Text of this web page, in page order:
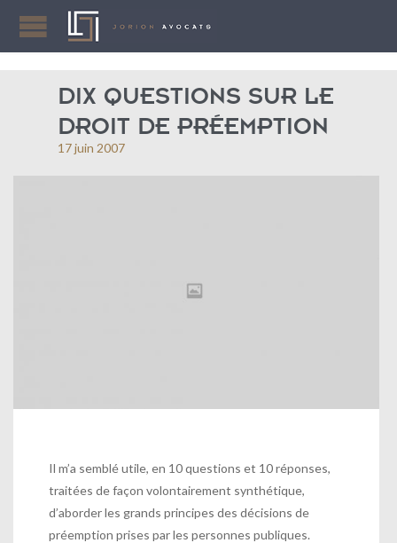
DIX QUESTIONS SUR LE
DROIT DE PRÉEMPTION
17 juin 2007
Il m’a semblé utile, en 10 questions et 10 réponses,
traitées de façon volontairement synthétique,
d’aborder les grands principes des décisions de
préemption prises par les personnes publiques.